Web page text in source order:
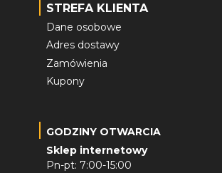
STREFA KLIENTA
Dane osobowe
Adres dostawy
Zamówienia
Kupony
GODZINY OTWARCIA
Sklep internetowy
Pn-pt: 7:00-15:00